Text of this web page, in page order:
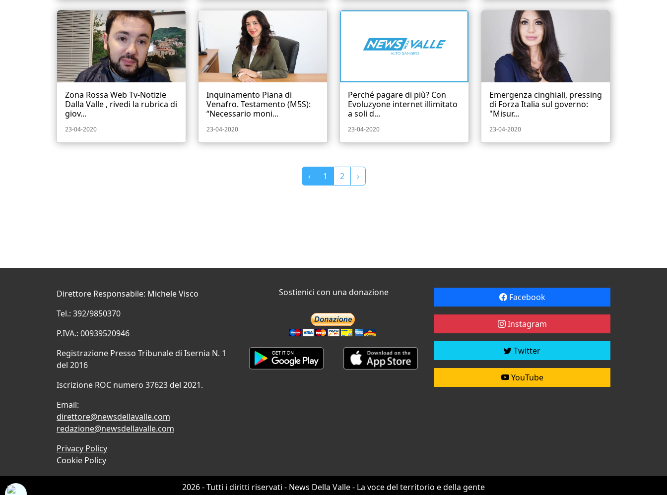
Zona Rossa Web Tv-Notizie
Dalla Valle , rivedi la rubrica di
giov...
23-04-2020
Inquinamento Piana di
Venafro. Testamento (M5S):
“Necessario moni...
23-04-2020
Perché pagare di più? Con
Evoluzyone internet illimitato
a soli d...
23-04-2020
Emergenza cinghiali, pressing
di Forza Italia sul governo:
"Misur...
23-04-2020
‹ 1 2 ›
Direttore Responsabile: Michele Visco
Tel.: 392/9850370
P.IVA.: 00939520946
Registrazione Presso Tribunale di Isernia N. 1
del 2016
Iscrizione ROC numero 37623 del 2021.
Email:
direttore@newsdellavalle.com
redazione@newsdellavalle.com
Privacy Policy
Cookie Policy
Sostienici con una donazione Facebook
Instagram
Twitter
YouTube
2026 - Tutti i diritti riservati - News Della Valle - La voce del territorio e della gente